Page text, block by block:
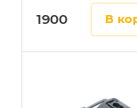
1900 в